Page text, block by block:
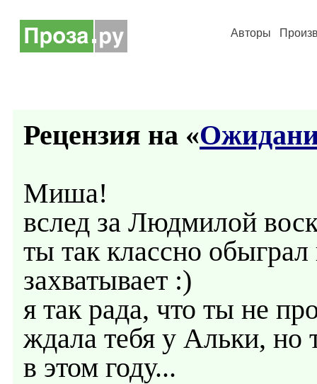
Авторы
Рецензия на «
Миша!
вслед за Людмилой
ты так классно обыграл
захватывает :)
я так рада, что ты не
ждала тебя у Альки, но
в этом году...